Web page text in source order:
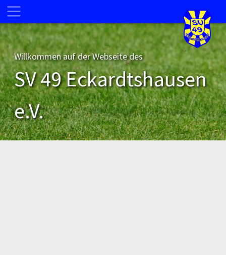
Willkommen auf der Webseite des
SV 49 Eckardtshausen
e.V.